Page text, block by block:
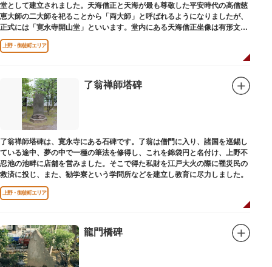
堂として建立されました。天海僧正と天海が最も尊敬した平安時代の高僧慈
恵大師の二大師を祀ることから「両大師」と呼ばれるようになりましたが、
正式には「寛永寺開山堂」といいます。堂内にある天海僧正坐像は有形文化
財に指定されています。
上野・御徒町エリア
了翁禅師塔碑
了翁禅師塔碑は、寛永寺にある石碑です。了翁は僧門に入り、諸国を巡錫し
ている途中、夢の中で一種の筆法を修得し、これを錦袋円と名付け、上野不
忍池の池畔に店舗を営みました。そこで得た私財を江戸大火の際に罹災民の
救済に投じ、また、勧学寮という学問所などを建立し教育に尽力しました。
上野・御徒町エリア
龍門橋碑